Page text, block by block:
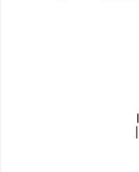
, ´
／
/
/ ,ｲ／
l /´｀
| | ´￣
、 l
ヽ ｀ﾌ